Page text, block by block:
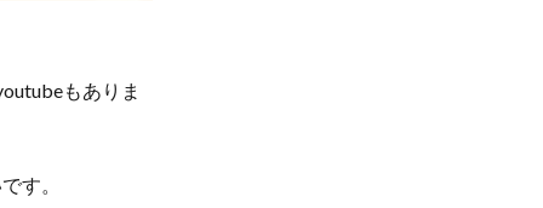
もありま
す。